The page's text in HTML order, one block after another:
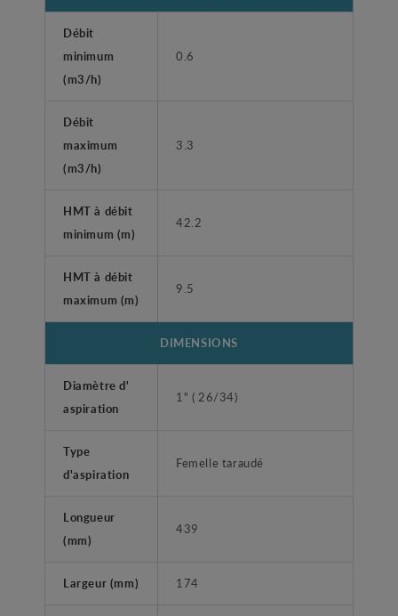
Débit
minimum
(m3/h)
0.6
Débit
maximum
(m3/h)
3.3
HMT à débit
minimum (m)
42.2
HMT à débit
maximum (m)
9.5
DIMENSIONS
Diamètre d'
aspiration
1" ( 26/34)
Type
d'aspiration
Femelle taraudé
Longueur
(mm)
439
Largeur (mm) 174